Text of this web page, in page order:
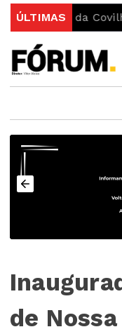
ÚLTIMAS
da Covilhã inicia
de